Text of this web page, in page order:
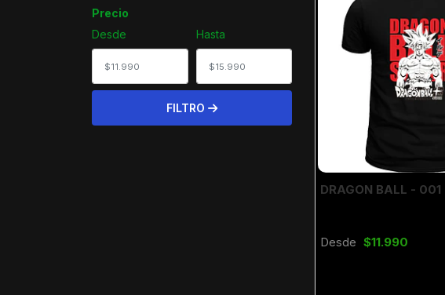
Precio
Desde
Hasta
FILTRO
DRAGON BALL - 001
Desde $11.990